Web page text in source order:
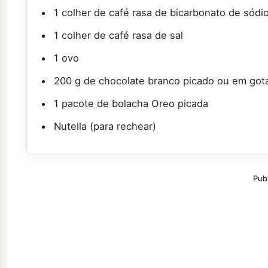
1 colher de café rasa de bicarbonato de sódio
1 colher de café rasa de sal
1 ovo
200 g de chocolate branco picado ou em
1 pacote de bolacha Oreo picada
Nutella (para rechear)